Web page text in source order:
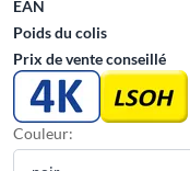
EAN
Poids du colis
Prix de vente conseillé
Couleur: